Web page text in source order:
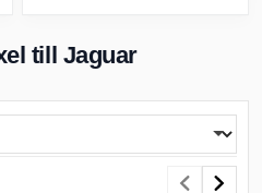
till Jaguar